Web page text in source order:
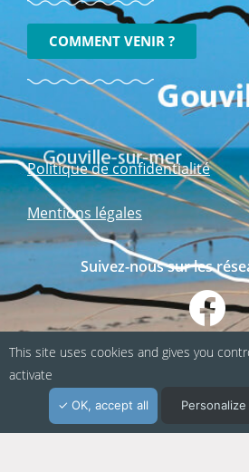
COMMENT VENIR ?
Politique de confidentialité
Mentions légales
Suivez-nous sur les
This site uses cookies and gives you
activate
OK, accept all Personalize